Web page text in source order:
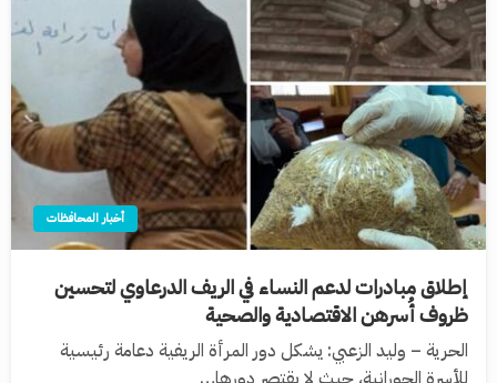
أخبار المحافظات
إطلاق مبادرات لدعم النساء في الريف الدرعاوي لتحسين
ظروف أُسرهن الاقتصادية والصحية
الحرية – وليد الزعبي: يشكل دور المرأة الريفية دعامة رئيسية